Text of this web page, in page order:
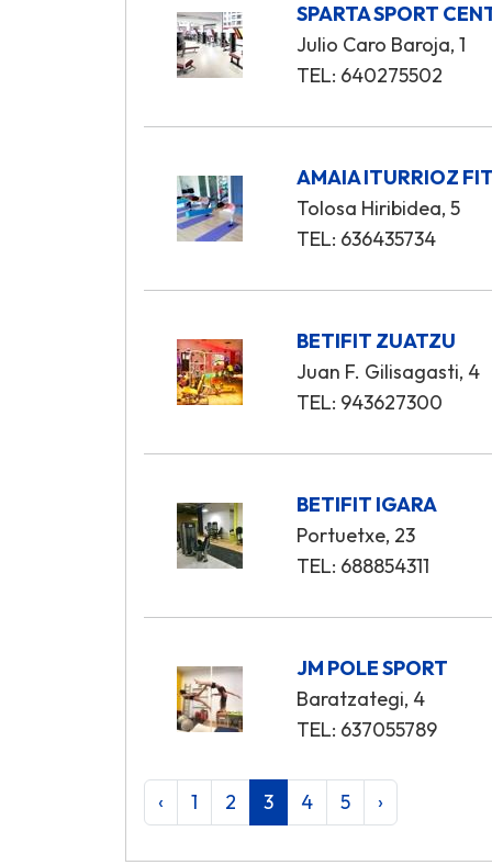
SPARTA SPORT
Julio Caro Baroja, 1
TEL: 640275502
AMAIA ITURRIOZ
Tolosa Hiribidea, 5
TEL: 636435734
BETIFIT ZUATZU
Juan F. Gilisagasti, 4
TEL: 943627300
BETIFIT IGARA
Portuetxe, 23
TEL: 688854311
JM POLE SPORT
Baratzategi, 4
TEL: 637055789
‹ 1 2 3 4 5 ›